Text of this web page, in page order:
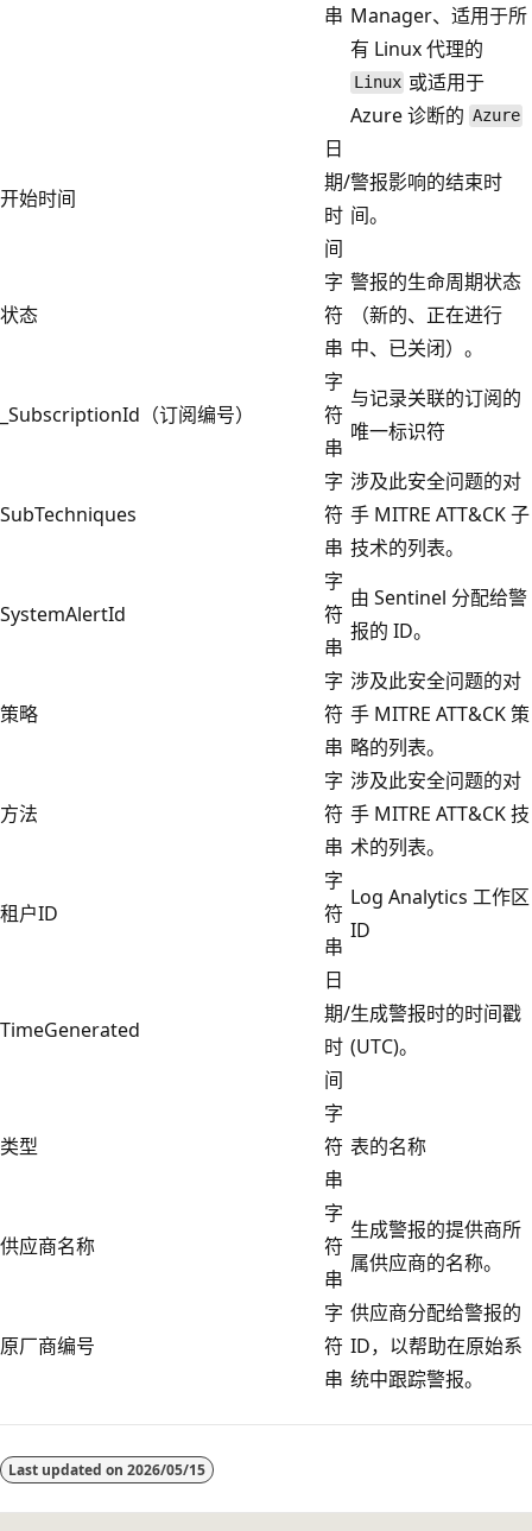
串 Manager、适用于所
有 Linux 代理的
Linux 或适用于
Azure 诊断的 Azure
开始时间
日
期/
时
间
警报影响的结束时
间。
状态
字
符
串
警报的生命周期状态
（新的、正在进行
中、已关闭）。
_SubscriptionId（订阅编号）
字
符
串
与记录关联的订阅的
唯一标识符
SubTechniques
字
符
串
涉及此安全问题的对
手 MITRE ATT&CK 子
技术的列表。
SystemAlertId
字
符
串
由 Sentinel 分配给警
报的 ID。
策略
字
符
串
涉及此安全问题的对
手 MITRE ATT&CK 策
略的列表。
方法
字
符
串
涉及此安全问题的对
手 MITRE ATT&CK 技
术的列表。
租户ID
字
符
串
Log Analytics 工作区
ID
TimeGenerated
日
期/
时
间
生成警报时的时间戳
(UTC)。
类型
字
符
串
表的名称
供应商名称
字
符
串
生成警报的提供商所
属供应商的名称。
原厂商编号
字
符
串
供应商分配给警报的
ID，以帮助在原始系
统中跟踪警报。
Last updated on 2026/05/15